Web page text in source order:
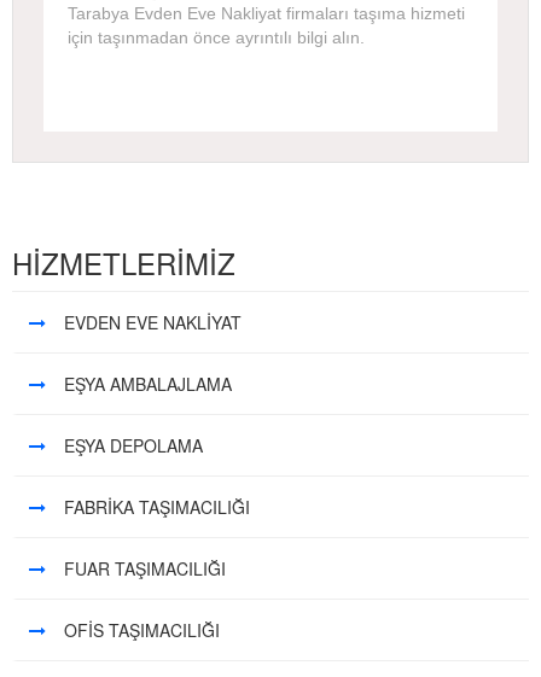
Tarabya Evden Eve Nakliyat firmaları taşıma hizmeti
için taşınmadan önce ayrıntılı bilgi alın.
HİZMETLERİMİZ
EVDEN EVE NAKLİYAT
EŞYA AMBALAJLAMA
EŞYA DEPOLAMA
FABRİKA TAŞIMACILIĞI
FUAR TAŞIMACILIĞI
OFİS TAŞIMACILIĞI